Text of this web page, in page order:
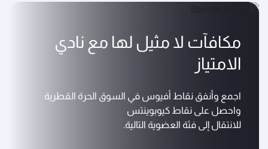
مكافآت لا مثيل لها مع نادي
الامتياز
اجمع وأنفق نقاط أفيوس في السوق الحرة القطرية
واحصل على نقاط كيوبوينتس
للانتقال إلى فئة العضوية التالية.